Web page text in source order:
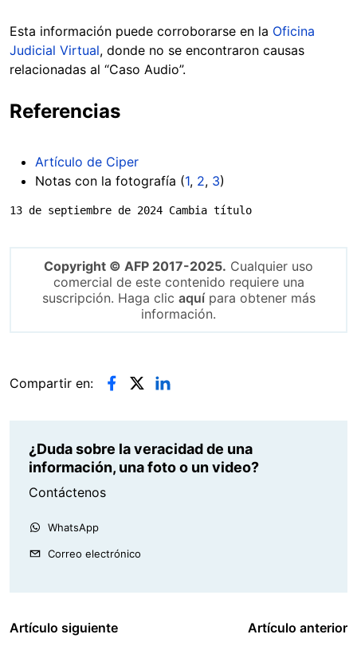
Esta información puede corroborarse en la Oficina
Judicial Virtual, donde no se encontraron causas
relacionadas al “Caso Audio”.
Referencias
Artículo de Ciper
Notas con la fotografía (1, 2, 3)
13 de septiembre de 2024 Cambia título
Copyright © AFP 2017-2025. Cualquier uso
comercial de este contenido requiere una
suscripción. Haga clic aquípara obtener más
información.
Compartir en:
¿Duda sobre la veracidad de una
información, una foto o un video?
Contáctenos
WhatsApp
Correo electrónico
Artículo siguiente Artículo anterior